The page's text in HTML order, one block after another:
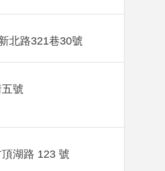
北路321巷30號
號
湖路 123 號